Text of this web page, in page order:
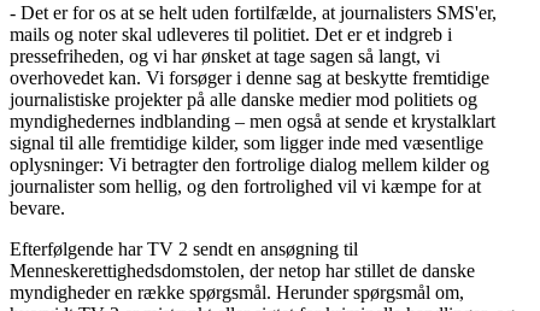
- Det er for os at se helt uden fortilfælde, at journalisters SMS'er,
mails og noter skal udleveres til politiet. Det er et indgreb i
pressefriheden, og vi har ønsket at tage sagen så langt, vi
overhovedet kan. Vi forsøger i denne sag at beskytte fremtidige
journalistiske projekter på alle danske medier mod politiets og
myndighedernes indblanding – men også at sende et krystalklart
signal til alle fremtidige kilder, som ligger inde med væsentlige
oplysninger: Vi betragter den fortrolige dialog mellem kilder og
journalister som hellig, og den fortrolighed vil vi kæmpe for at
bevare.
Efterfølgende har TV 2 sendt en ansøgning til
Menneskerettighedsdomstolen, der netop har stillet de danske
myndigheder en række spørgsmål. Herunder spørgsmål om,